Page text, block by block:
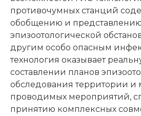
противочумных станций
обобщению и
эпизоотологической
другим особо опасным
технология оказывает
составлении планов
обследования территории и
проводимых мероприятий,
принятию комплексных